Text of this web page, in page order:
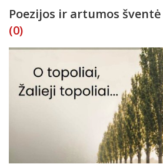
Poezijos ir artumos šventė
(0)